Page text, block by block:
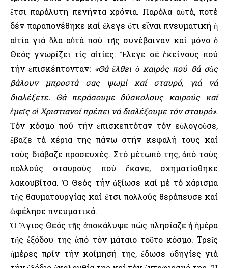
ἔτσι παράλυτη πενήντα χρόνια. Παρόλα αὐτά, ποτέ
δέν παραπονέθηκε καί ἔλεγε ὅτι εἶναι πνευματική ἡ
αἰτία γιά ὅλα αὐτά πού τῆς συνέβαιναν καί μόνο ὁ
Θεός γνωρίζει τίς αἰτίες. Ἔλεγε σέ ἐκείνους πού
τήν ἐπισκέπτονταν: «Θά ἔλθει ὁ καιρός πού θά σᾶς
βάλουν μπροστά σας ψωμί καί σταυρό, γιά νά
διαλέξετε. Θά περάσουμε δύσκολους καιρούς καί
ἐμεῖς οἱ Χριστιανοί πρέπει νά διαλέξουμε τόν σταυρό».
Τόν κόσμο πού τήν ἐπισκεπτόταν τόν εὐλογοῦσε,
ἔβαζε τά χέρια της πάνω στήν κεφαλή τους καί
τούς διάβαζε προσευχές. Στό μέτωπό της, ἀπό τούς
πολλούς σταυρούς πού ἔκανε, σχηματίσθηκε
λακουβίτσα. Ὁ Θεός τήν ἀξίωσε καί μέ τό χάρισμα
τῆς θαυματουργίας καί ἔτσι πολλούς θεράπευσε καί
ὠφέλησε πνευματικά.
Ὁ Ἅγιος Θεός τῆς ἀποκάλυψε πώς πλησίαζε ἡ ἡμέρα
τῆς ἐξόδου της ἀπό τόν μάταιο τοῦτο κόσμο. Τρεῖς
ἡμέρες πρίν τήν κοίμησή της, ἔδωσε ὁδηγίες γιά